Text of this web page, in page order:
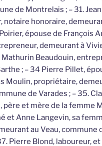
de Montrelais ; – 31.
notaire honoraire,
épouse de François
demeurant à
Mathurin Beaudouin,
; – 34 Pierre Pillet,
Moulin, propriétaire,
de Varades ; – 35.
père et mère de la femme
et Anne Langevin, sa
au Veau, commune
Pierre Blond, laboureur,